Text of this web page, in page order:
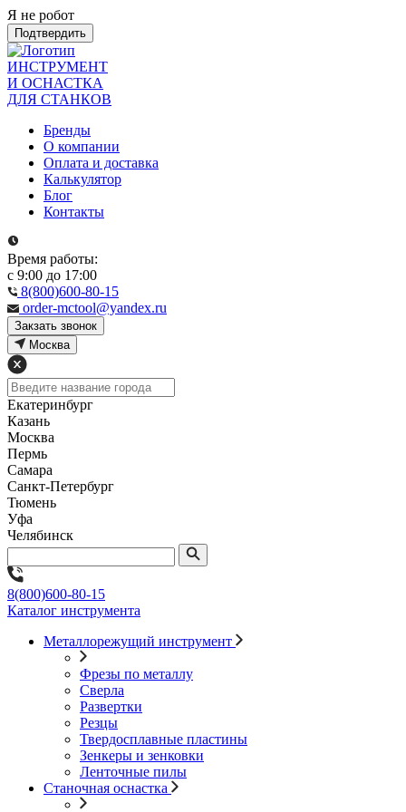
Я не робот
Подтвердить
ИНСТРУМЕНТ
И ОСНАСТКА
ДЛЯ СТАНКОВ
Бренды
О компании
Оплата и доставка
Калькулятор
Блог
Контакты
Время работы:
с 9:00 до 17:00
8(800)600-80-15
order-mctool@yandex.ru
Закзать звонок
Москва
Екатеринбург
Казань
Москва
Пермь
Самара
Санкт-Петербург
Тюмень
Уфа
Челябинск
8(800)600-80-15
Каталог инструмента
Металлорежущий инструмент
Фрезы по металлу
Сверла
Развертки
Резцы
Твердосплавные пластины
Зенкеры и зенковки
Ленточные пилы
Станочная оснастка